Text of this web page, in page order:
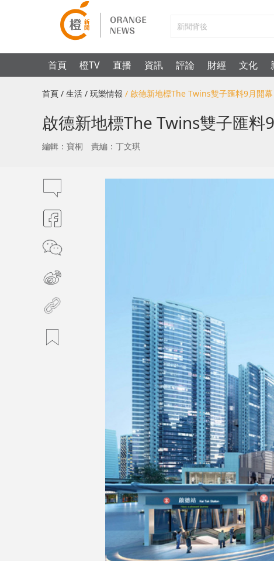
首頁 橙TV 直播 資訊 評論 財經 文化
首頁 / 生活 / 玩樂情報 / 啟德新地標The Twins雙子匯料9月開
啟德新地標The Twins雙子匯
編輯：寶桐 責編：丁文琪